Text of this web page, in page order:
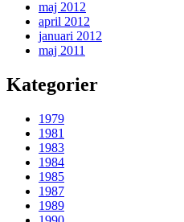
maj 2012
april 2012
januari 2012
maj 2011
Kategorier
1979
1981
1983
1984
1985
1987
1989